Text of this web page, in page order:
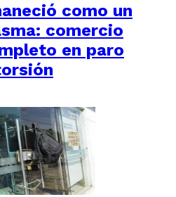
como un
comercio
en paro